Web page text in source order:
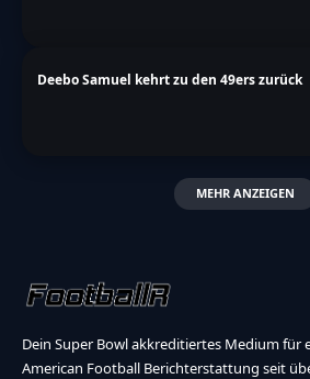
Deebo Samuel kehrt zu den 49ers zurück
MEHR ANZEIGEN
Dein Super Bowl akkreditiertes Medium für
American Football Berichterstattung seit